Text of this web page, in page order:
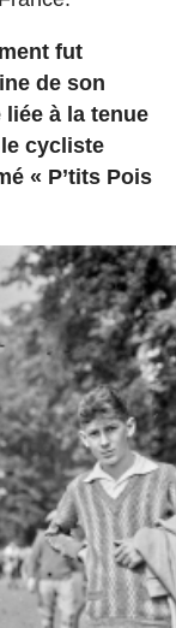
fut
de son
à la tenue
cycliste
« P’tits Pois